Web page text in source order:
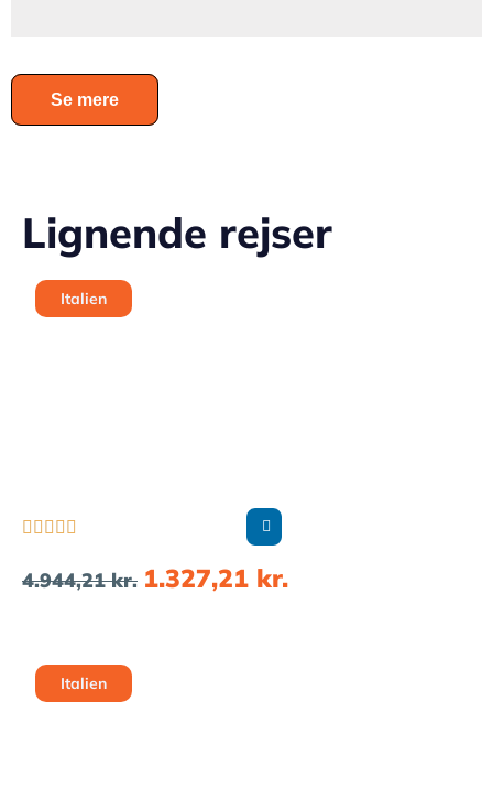
Se mere
Lignende rejser
Italien
    
4.944,21kr. 1.327,21 kr.
Italien